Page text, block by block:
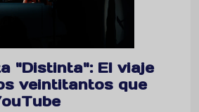
"Distinta": El viaje
veintitantos que